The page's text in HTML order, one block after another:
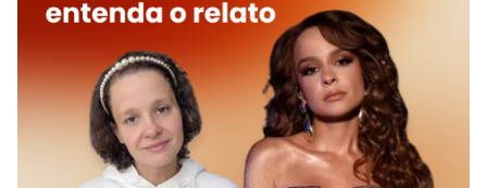
como uma solução delicada, funcional e natural para o dia a